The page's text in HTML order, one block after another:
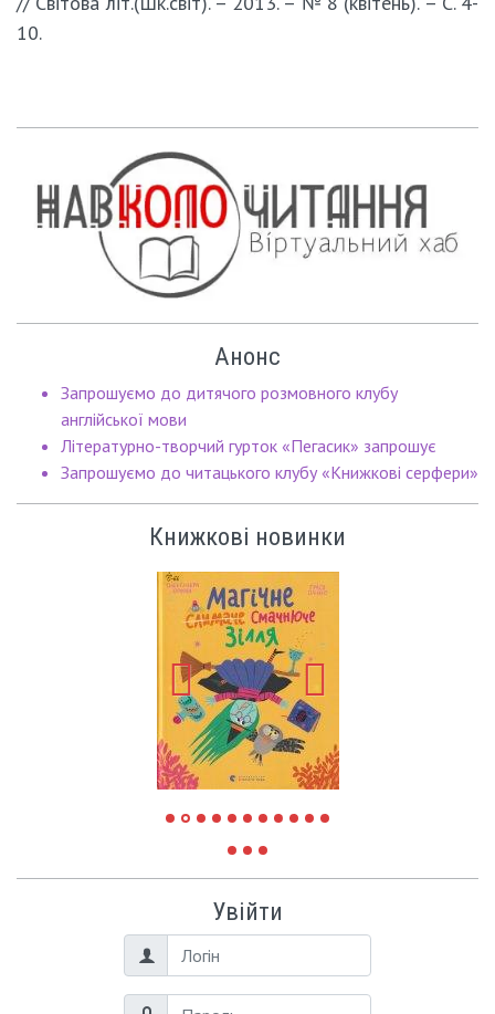
10.
Анонс
Запрошуємо до дитячого розмовного клубу
англійської мови
Літературно-творчий гурток «Пегасик» запрошує
Запрошуємо до читацького клубу «Книжкові серфери»
Книжкові новинки
Увійти
Логін